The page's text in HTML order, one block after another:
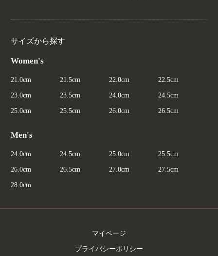
サイズから探す
Women's
21.0cm 21.5cm 22.0cm 22.5cm
23.0cm 23.5cm 24.0cm 24.5cm
25.0cm 25.5cm 26.0cm 26.5cm
Men's
24.0cm 24.5cm 25.0cm 25.5cm
26.0cm 26.5cm 27.0cm 27.5cm
28.0cm
マイページ
プライバシーポリシー